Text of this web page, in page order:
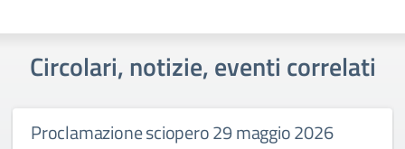
Circolari, notizie, eventi correlati
Proclamazione sciopero 29 maggio 2026